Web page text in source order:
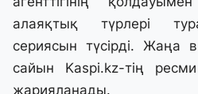
алаяқтық түрлері
сериясын түсірді. Жаңа
сайын Kaspi.kz-тің
жарияланады.